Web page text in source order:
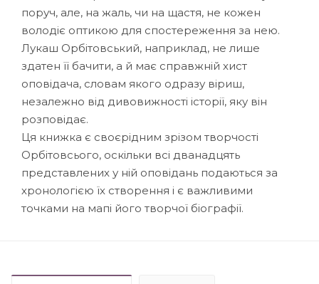
поруч, але, на жаль, чи на щастя, не кожен
володіє оптикою для спостереження за нею.
Лукаш Орбітовський, наприклад, не лише
здатен її бачити, а й має справжній хист
оповідача, словам якого одразу віриш,
незалежно від дивовижності історії, яку він
розповідає.
Ця книжка є своєрідним зрізом творчості
Орбітовсього, оскільки всі дванадцять
представлених у ній оповідань подаються за
хронологією їх створення і є важливими
точками на мапі його творчої біографії.